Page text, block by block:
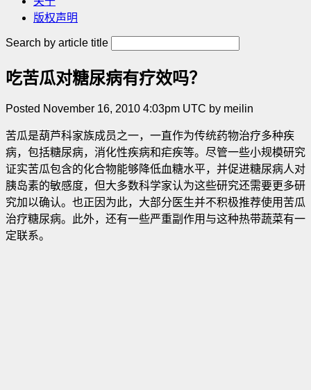
版权声明
Search by article title
吃苦瓜对糖尿病有疗效吗？
Posted November 16, 2010 4:03pm UTC by meilin
苦瓜是葫芦科家族成员之一，一直作为传统药物治疗多种疾
病，包括糖尿病，消化性疾病和疟疾等。尽管一些小规模研究
证实苦瓜包含的化合物能够降低血糖水平，并促进糖尿病人对
胰岛素的敏感度，但大多数科学家认为这些研究还需要更多研
究加以确认。也正因为此，大部分医生并不积极推荐使用苦瓜
治疗糖尿病。此外，还有一些严重副作用与这种热带蔬菜有一
定联系。